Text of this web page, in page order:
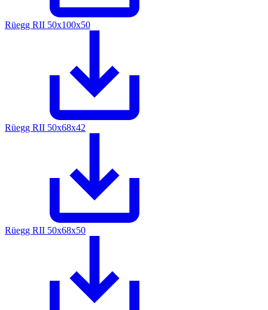
Rüegg RII 50x100x50
Rüegg RII 50x68x42
Rüegg RII 50x68x50